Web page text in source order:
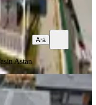
Astan
Ara
Güvenlikli 4+1
Sıfır Villa